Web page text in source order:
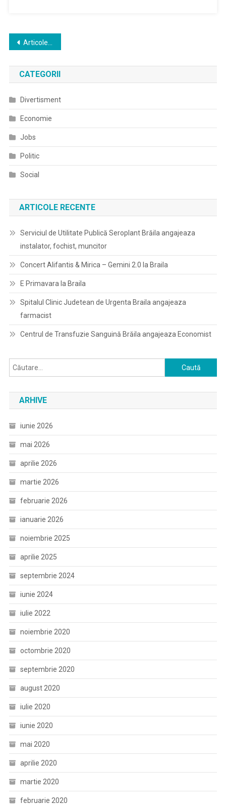
Navigare
în
articole
Articole mai vechi
CATEGORII
Divertisment
Economie
Jobs
Politic
Social
ARTICOLE RECENTE
Serviciul de Utilitate Publică Seroplant Brăila angajeaza
instalator, fochist, muncitor
Concert Alifantis & Mirica – Gemini 2.0 la Braila
E Primavara la Braila
Spitalul Clinic Judetean de Urgenta Braila angajeaza
farmacist
Centrul de Transfuzie Sanguină Brăila angajeaza Economist
Caută
după:
ARHIVE
iunie 2026
mai 2026
aprilie 2026
martie 2026
februarie 2026
ianuarie 2026
noiembrie 2025
aprilie 2025
septembrie 2024
iunie 2024
iulie 2022
noiembrie 2020
octombrie 2020
septembrie 2020
august 2020
iulie 2020
iunie 2020
mai 2020
aprilie 2020
martie 2020
februarie 2020